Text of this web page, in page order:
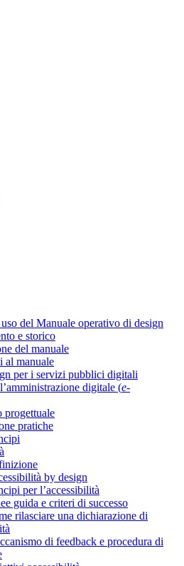
del Manuale operativo di design
e storico
del manuale
al manuale
per i servizi pubblici digitali
digitale (e-
progettuale
pratiche
by design
per l’accessibilità
guida e criteri di successo
rilasciare una dichiarazione di
di feedback e procedura di